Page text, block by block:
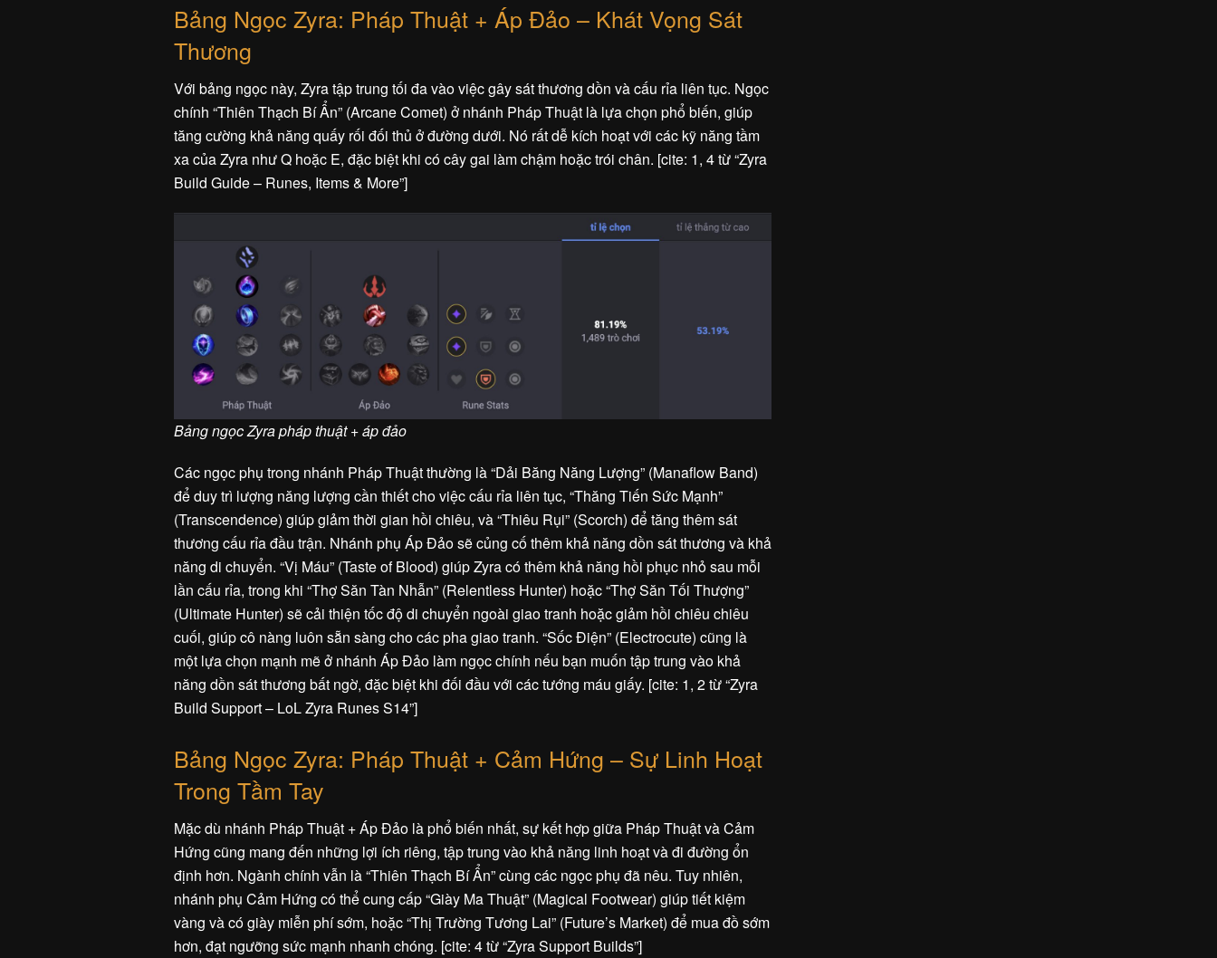
Bảng Ngọc Zyra: Pháp Thuật + Áp Đảo – Khát Vọng Sát
Thương
Với bảng ngọc này, Zyra tập trung tối đa vào việc gây sát thương dồn và cấu rỉa liên tục. Ngọc
chính “Thiên Thạch Bí Ẩn” (Arcane Comet) ở nhánh Pháp Thuật là lựa chọn phổ biến, giúp
tăng cường khả năng quấy rối đối thủ ở đường dưới. Nó rất dễ kích hoạt với các kỹ năng tầm
xa của Zyra như Q hoặc E, đặc biệt khi có cây gai làm chậm hoặc trói chân. [cite: 1, 4 từ “Zyra
Build Guide – Runes, Items & More”]
Bảng ngọc Zyra pháp thuật + áp đảo
Các ngọc phụ trong nhánh Pháp Thuật thường là “Dải Băng Năng Lượng” (Manaflow Band)
để duy trì lượng năng lượng cần thiết cho việc cấu rỉa liên tục, “Thăng Tiến Sức Mạnh”
(Transcendence) giúp giảm thời gian hồi chiêu, và “Thiêu Rụi” (Scorch) để tăng thêm sát
thương cấu rỉa đầu trận. Nhánh phụ Áp Đảo sẽ củng cố thêm khả năng dồn sát thương và khả
năng di chuyển. “Vị Máu” (Taste of Blood) giúp Zyra có thêm khả năng hồi phục nhỏ sau mỗi
lần cấu rỉa, trong khi “Thợ Săn Tàn Nhẫn” (Relentless Hunter) hoặc “Thợ Săn Tối Thượng”
(Ultimate Hunter) sẽ cải thiện tốc độ di chuyển ngoài giao tranh hoặc giảm hồi chiêu chiêu
cuối, giúp cô nàng luôn sẵn sàng cho các pha giao tranh. “Sốc Điện” (Electrocute) cũng là
một lựa chọn mạnh mẽ ở nhánh Áp Đảo làm ngọc chính nếu bạn muốn tập trung vào khả
năng dồn sát thương bất ngờ, đặc biệt khi đối đầu với các tướng máu giấy. [cite: 1, 2 từ “Zyra
Build Support – LoL Zyra Runes S14”]
Bảng Ngọc Zyra: Pháp Thuật + Cảm Hứng – Sự Linh Hoạt
Trong Tầm Tay
Mặc dù nhánh Pháp Thuật + Áp Đảo là phổ biến nhất, sự kết hợp giữa Pháp Thuật và Cảm
Hứng cũng mang đến những lợi ích riêng, tập trung vào khả năng linh hoạt và đi đường ổn
định hơn. Ngành chính vẫn là “Thiên Thạch Bí Ẩn” cùng các ngọc phụ đã nêu. Tuy nhiên,
nhánh phụ Cảm Hứng có thể cung cấp “Giày Ma Thuật” (Magical Footwear) giúp tiết kiệm
vàng và có giày miễn phí sớm, hoặc “Thị Trường Tương Lai” (Future’s Market) để mua đồ sớm
hơn, đạt ngưỡng sức mạnh nhanh chóng. [cite: 4 từ “Zyra Support Builds”]